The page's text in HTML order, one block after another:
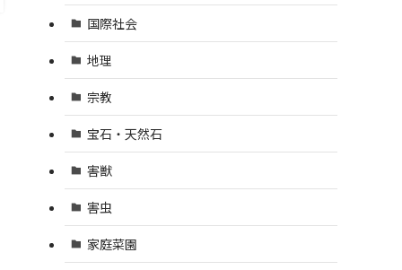
国際社会
地理
宗教
宝石・天然石
害獣
害虫
家庭菜園